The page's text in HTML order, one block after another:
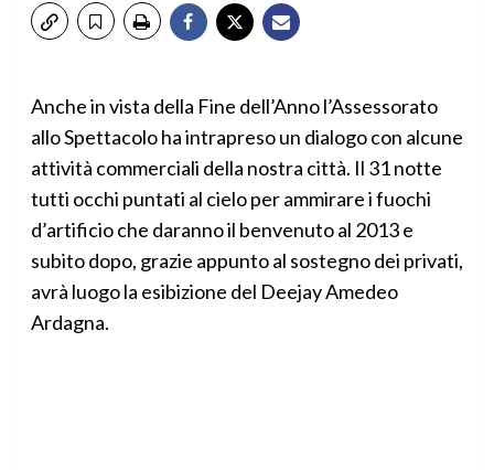
Anche in vista della Fine dell’Anno l’Assessorato
allo Spettacolo ha intrapreso un dialogo con alcune
attività commerciali della nostra città. Il 31 notte
tutti occhi puntati al cielo per ammirare i fuochi
d’artificio che daranno il benvenuto al 2013 e
subito dopo, grazie appunto al sostegno dei privati,
avrà luogo la esibizione del Deejay Amedeo
Ardagna.